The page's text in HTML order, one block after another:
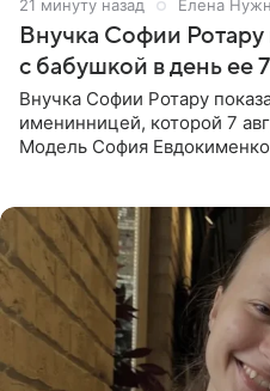
21 минуту назад Елена
Внучка Софии Ротару
с бабушкой в день ее
Внучка Софии Ротару
именинницей, которой 7
Модель София